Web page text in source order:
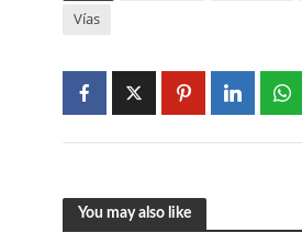
Vías
You may also like